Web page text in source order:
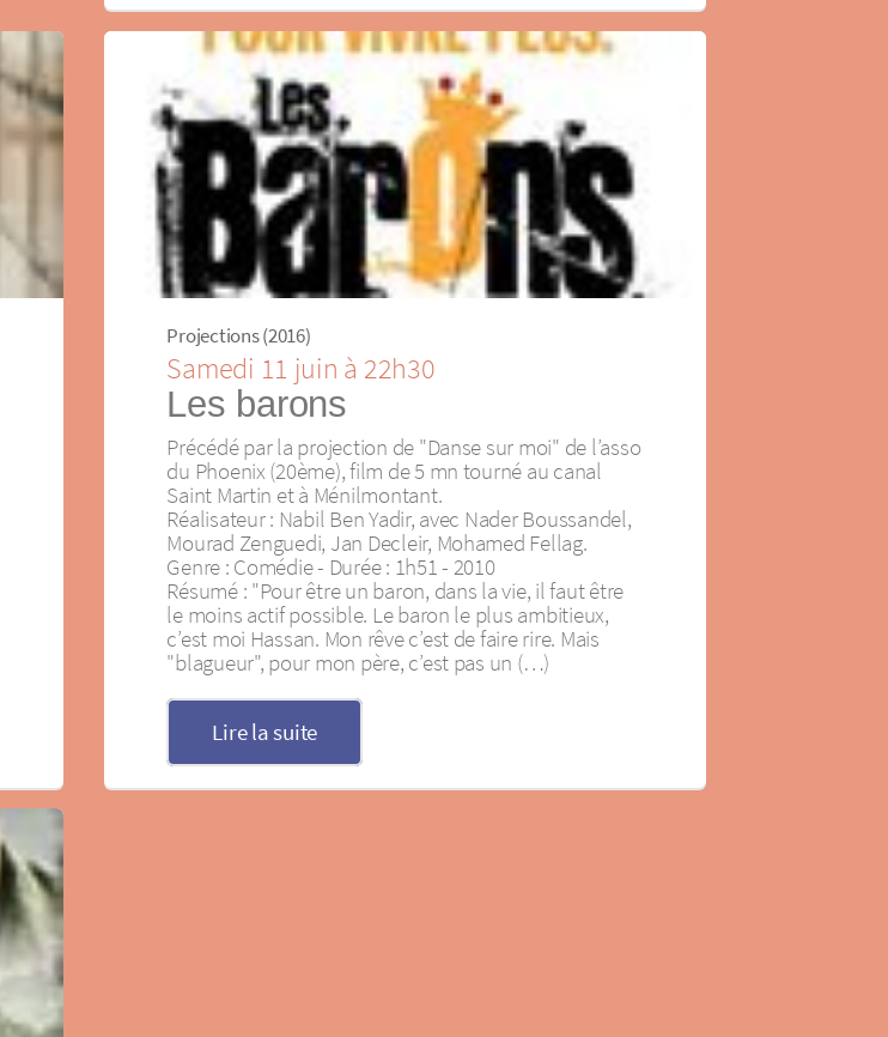
Projections (2016)
Samedi 11 juin à 22h30
Les barons
Précédé par la projection de "Danse sur moi" de l’asso
du Phoenix (20ème), film de 5 mn tourné au canal
Saint Martin et à Ménilmontant.
Réalisateur : Nabil Ben Yadir, avec Nader Boussandel,
Mourad Zenguedi, Jan Decleir, Mohamed Fellag.
Genre : Comédie - Durée : 1h51 - 2010
Résumé : "Pour être un baron, dans la vie, il faut être
le moins actif possible. Le baron le plus ambitieux,
c’est moi Hassan. Mon rêve c’est de faire rire. Mais
"blagueur", pour mon père, c’est pas un (…)
Lire la suite